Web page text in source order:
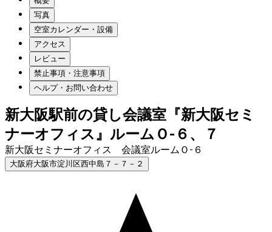
写真
空室カレンダー・設備
アクセス
レビュー
禁止事項・注意事項
ヘルプ・お問い合わせ
新大阪駅前の貸し会議室『新大阪セミ
ナーオフィス』ルームＯ-６、７
新大阪セミナーオフィス 会議室ルームＯ-６
大阪府大阪市淀川区西中島７－７－２